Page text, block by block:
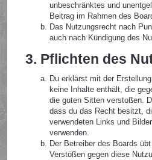
unbeschränktes und
Beitrag im Rahmen des
Das Nutzungsrecht nach
auch nach Kündigung des
3. Pflichten des
Du erklärst mit der
keine Inhalte enthält, die
die guten Sitten verstoßen.
dass du das Recht besitzt,
verwendeten Links und
verwenden.
Der Betreiber des Boards
Verstößen gegen diese